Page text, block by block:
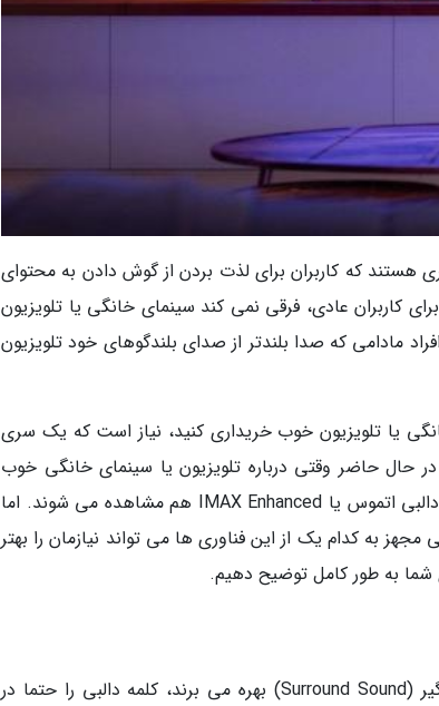
هستند که کاربران برای لذت بردن از گوش دادن به محتوای
کاربران عادی، فرقی نمی کند سینمای خانگی یا تلویزیون
مادامی که صدا بلندتر از صدای بلندگوهای خود تلویزیون
یا تلویزیون خوب خریداری کنید، نیاز است که یک سری
در حال حاضر وقتی درباره تلویزیون یا سینمای خانگی خوب
صحبت می کنیم، یک سری استاندارد صوتی نظیر دالبی ویژن، دالبی اتموس یا IMAX Enhanced هم مشاهده می شوند. اما
به کدام یک از این فناوری ها می تواند نیازمان را بهتر
شما به طور کامل توضیح دهیم.
اگر دقت کرده باشید، تمام محصولاتی که از قابلیت صدای فراگیر (Surround Sound) بهره می برند، کلمه دالبی را حتما در